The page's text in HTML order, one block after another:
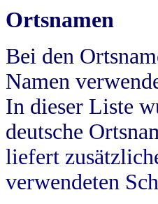
Ortsnamen
Bei den
Namen
In dieser Liste
deutsche
liefert
verwendeten